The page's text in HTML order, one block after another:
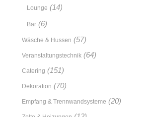
Lounge (14)
Bar (6)
Wäsche & Hussen (57)
Veranstaltungstechnik (64)
Catering (151)
Dekoration (70)
Empfang & Trennwandsysteme (20)